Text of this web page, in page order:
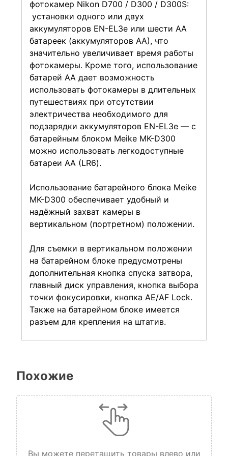
фотокамер Nikon D700 / D300 / D300S:
установки одного или двух
аккумуляторов EN-EL3e или шести АА
батареек (аккумуляторов АА), что
значительно увеличивает время работы
фотокамеры. Кроме того, использование
батарей АА дает возможность
использовать фотокамеры в длительных
путешествиях при отсутствии
электричества необходимого для
подзарядки аккумуляторов EN-EL3e — с
батарейным блоком Meike MK-D300
можно использовать легкодоступные
батареи АА (LR6).
Использование батарейного блока Meike
MK-D300 обеспечивает удобный и
надёжный захват камеры в
вертикальном (портретном) положении.
Для съемки в вертикальном положении
на батарейном блоке предусмотрены
дополнительная кнопка спуска затвора,
главный диск управления, кнопка выбора
точки фокусировки, кнопка AE/AF Lock.
Также на батарейном блоке имеется
разъем для крепления на штатив.
Похожие
Вы можете перетащить товары влево или